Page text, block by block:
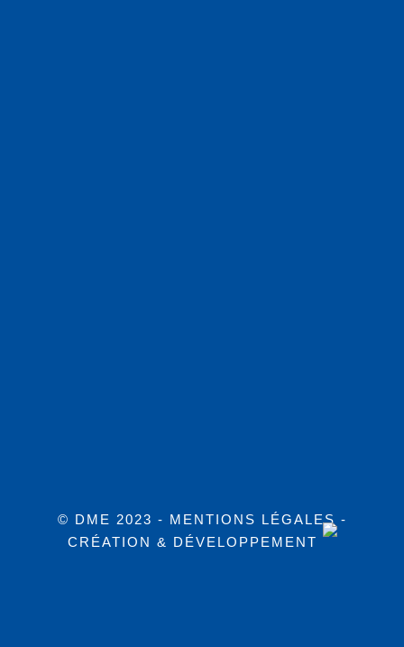
© DME 2023 - MENTIONS LÉGALES -
CRÉATION & DÉVELOPPEMENT